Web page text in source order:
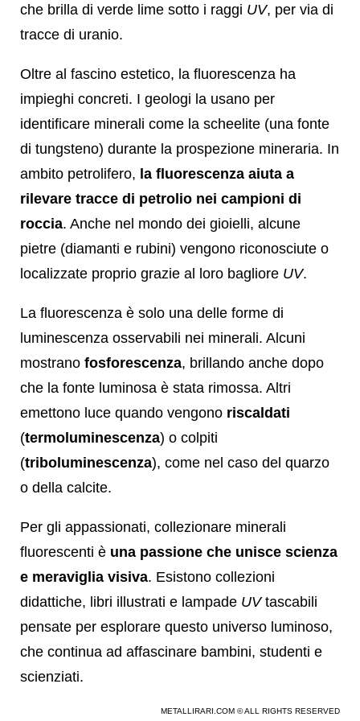
che brilla di verde lime sotto i raggi UV, per via di
tracce di uranio.
Oltre al fascino estetico, la fluorescenza ha
impieghi concreti. I geologi la usano per
identificare minerali come la scheelite (una fonte
di tungsteno) durante la prospezione mineraria. In
ambito petrolifero, la fluorescenza aiuta a
rilevare tracce di petrolio nei campioni di
roccia. Anche nel mondo dei gioielli, alcune
pietre (diamanti e rubini) vengono riconosciute o
localizzate proprio grazie al loro bagliore UV.
La fluorescenza è solo una delle forme di
luminescenza osservabili nei minerali. Alcuni
mostrano fosforescenza, brillando anche dopo
che la fonte luminosa è stata rimossa. Altri
emettono luce quando vengono riscaldati
(termoluminescenza) o colpiti
(triboluminescenza), come nel caso del quarzo
o della calcite.
Per gli appassionati, collezionare minerali
fluorescenti è una passione che unisce scienza
e meraviglia visiva. Esistono collezioni
didattiche, libri illustrati e lampade UVtascabili
pensate per esplorare questo universo luminoso,
che continua ad affascinare bambini, studenti e
scienziati.
METALLIRARI.COM © ALL RIGHTS RESERVED